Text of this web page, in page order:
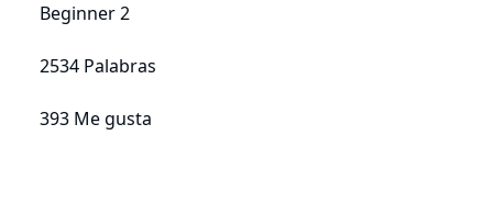
Beginner 2
2534 Palabras
393 Me gusta